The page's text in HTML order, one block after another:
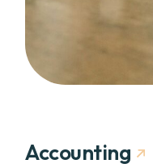
Accounting